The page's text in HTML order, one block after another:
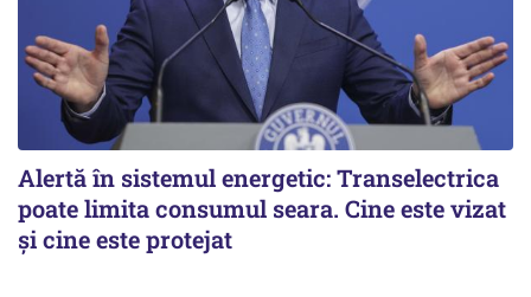
Alertă în sistemul energetic: Transelectrica
poate limita consumul seara. Cine este vizat
și cine este protejat